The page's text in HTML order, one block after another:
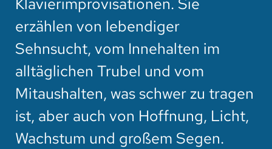
erzählen von lebendiger
Sehnsucht, vom Innehalten im
alltäglichen Trubel und vom
Mitaushalten, was schwer zu tragen
ist, aber auch von Hoffnung, Licht,
Wachstum und großem Segen.